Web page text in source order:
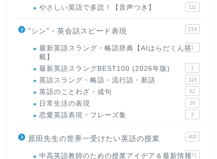
やさしい英語で多読！【音声つき】 111
"シン"・英会話スピード表現 214
最新英語スラング・略語辞典【AIはらだくん搭
載】
1
最新英語スラングBEST100 (2026年版) 1
英語スラング・略語・流行語・新語 119
英語のことわざ・成句 62
日常生活の表現 28
恋愛英語表現・フレーズ集 3
原田先生の世界一受けたい英語の授業 400
中高英語教師のための授業アイデア＆最新情報171